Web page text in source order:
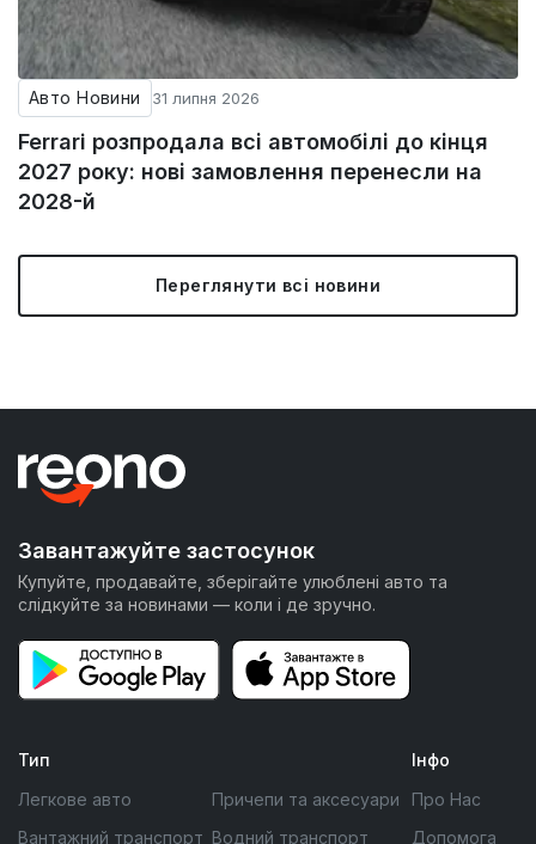
Авто Новини 31 липня 2026
Ferrari розпродала всі автомобілі до кінця
2027 року: нові замовлення перенесли на
2028-й
Переглянути всі новини
Завантажуйте застосунок
Купуйте, продавайте, зберігайте улюблені авто та
слідкуйте за новинами — коли і де зручно.
Тип
Легкове авто
Вантажний транспорт
Причепи та аксесуари
Водний транспорт
Інфо
Про Нас
Допомога